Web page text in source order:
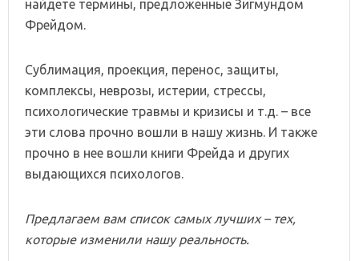
найдете термины, предложенные Зигмундом
Фрейдом.
Сублимация, проекция, перенос, защиты,
комплексы, неврозы, истерии, стрессы,
психологические травмы и кризисы и т.д. – все
эти слова прочно вошли в нашу жизнь. И также
прочно в нее вошли книги Фрейда и других
выдающихся психологов.
Предлагаем вам список самых лучших – тех,
которые изменили нашу реальность.